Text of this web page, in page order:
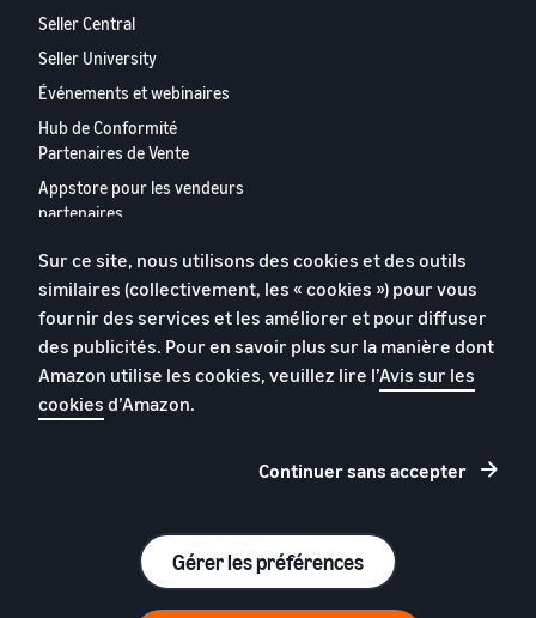
Seller Central
Seller University
Événements et webinaires
Hub de Conformité
Partenaires de Vente
Appstore pour les vendeurs
partenaires
vendeurs partenaires
européens
Politique de confidentialité
Conditions générales
Sur ce site, nous utilisons des cookies et des outils
similaires (collectivement, les « cookies ») pour vous
fournir des services et les améliorer et pour diffuser
des publicités. Pour en savoir plus sur la manière dont
Amazon utilise les cookies, veuillez lire l’Avis sur les
cookies d’Amazon.
Continuer sans accepter
Gérer les préférences